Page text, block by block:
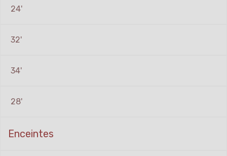
24'
32'
34'
28'
Enceintes